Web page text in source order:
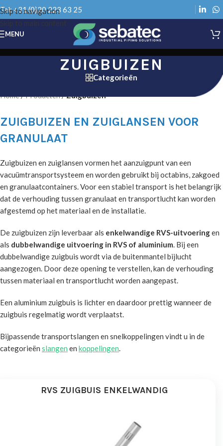
Skip to navigation
Skip to main content
Tel: +31 (0)20 223 63 25
MENU
ZUIGBUIZEN
Categorieën
Home/Producten/Zuigbuizen
ZUIGBUIZEN EN ZUIGLANSEN VOOR
GRANULAAT
Zuigbuizen en zuiglansen vormen het aanzuigpunt van een
vacuümtransportsysteem en worden gebruikt bij octabins, zakgoed
en granulaatcontainers. Voor een stabiel transport is het belangrijk
dat de verhouding tussen granulaat en transportlucht kan worden
afgestemd op het materiaal en de installatie.
De zuigbuizen zijn leverbaar als enkelwandige RVS-uitvoeringen
als dubbelwandige uitvoering in RVS of aluminium. Bij een
dubbelwandige zuigbuis wordt via de buitenmantel bijlucht
aangezogen. Door deze opening te verstellen, kan de verhouding
tussen materiaal en transportlucht worden aangepast.
Een aluminium zuigbuis is lichter en daardoor prettig wanneer de
zuigbuis regelmatig wordt verplaatst.
Bijpassende transportslangen en snelkoppelingen vindt u in de
categorieën slangen en koppelingen.
RVS ZUIGBUIS ENKELWANDIG